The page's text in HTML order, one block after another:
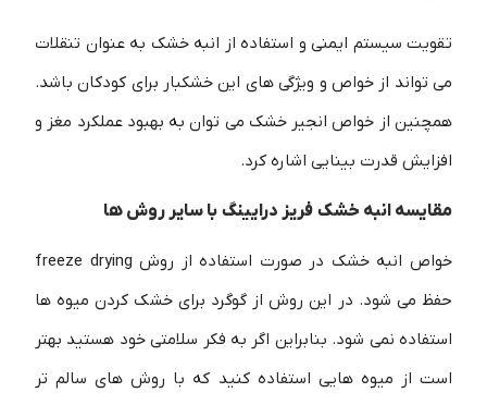
تقویت سیستم ایمنی و استفاده از انبه خشک به عنوان تنقلات
می تواند از خواص و ویژگی های این خشکبار برای کودکان باشد.
همچنین از خواص انجیر خشک می توان به بهبود عملکرد مغز و
افزایش قدرت بینایی اشاره کرد.
مقایسه انبه خشک فریز درایینگ با سایر روش ها
خواص انبه خشک در صورت استفاده از روش freeze drying
حفظ می شود. در این روش از گوگرد برای خشک کردن میوه ها
استفاده نمی شود. بنابراین اگر به فکر سلامتی خود هستید بهتر
است از میوه هایی استفاده کنید که با روش های سالم تر